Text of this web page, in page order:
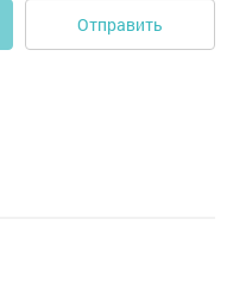
Отправить